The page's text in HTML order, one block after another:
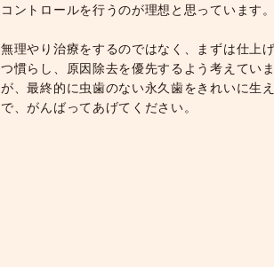
コントロールを行うのが理想と思っています。
無理やり治療をするのではなく、まずは仕上
つ慣らし、原因除去を優先するよう考えてい
が、最終的に虫歯のない永久歯をきれいに生
で、がんばってあげてください。